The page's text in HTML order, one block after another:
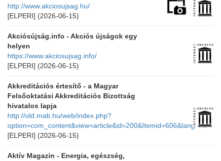
http://www.akciosujsag.hu/
[ELPERI] (2026-06-15)
Akciósújság.info - Akciós újságok egy
helyen
https://www.akciosujsag.info/
[ELPERI] (2026-06-15)
Akkreditációs értesítő - a Magyar
Felsőoktatási Akkreditációs Bizottság
hivatalos lapja
http://old.mab.hu/web/index.php?
option=com_content&view=article&id=200&Itemid=606&lang=hu
[ELPERI] (2026-06-15)
Aktív Magazin - Energia, egészség,